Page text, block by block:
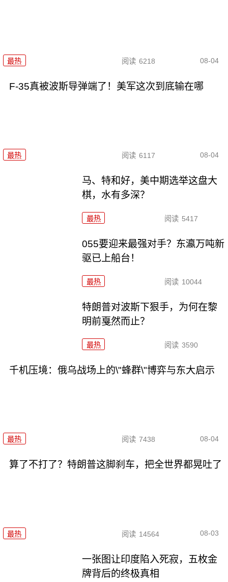
最热 阅读 6218 08-04
F-35真被波斯导弹端了！美军这次到底输在哪
最热 阅读 6117 08-04
马、特和好，美中期选举这盘大
棋，水有多深？
最热 阅读 5417
055要迎来最强对手？东瀛万吨新
驱已上船台！
最热 阅读 10044
特朗普对波斯下狠手，为何在黎
明前戛然而止？
最热 阅读 3590
千机压境：俄乌战场上的\"蜂群\"博弈与东大启示
最热 阅读 7438 08-04
算了不打了？特朗普这脚刹车，把全世界都晃吐了
最热 阅读 14564 08-03
一张图让印度陷入死寂，五枚金
牌背后的终极真相